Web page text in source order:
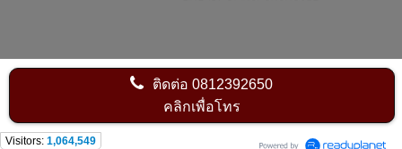
ติดต่อ0812392650
คลิกเพื่อโทร
Visitors: 1,064,549